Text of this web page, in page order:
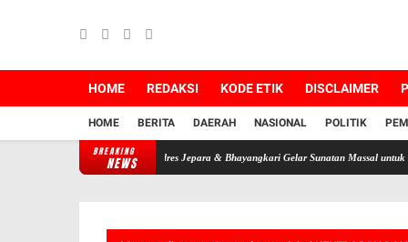
HOME REDAKSI KODE ETIK DISCLAIMER
HOME BERITA DAERAH NASIONAL POLITIK
BREAKING
NEWS
HUT RI ke-81, Polres Jepara & Bhayangkari Gelar Sunatan Massal untuk 25 Anak di